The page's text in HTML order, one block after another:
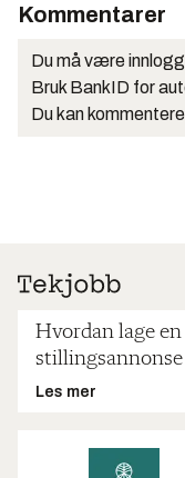
Kommentarer
Du må være
Bruk BankID for
Du kan
Hvordan lage en
stillingsannonse
Les mer